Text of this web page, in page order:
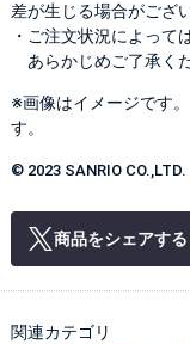
差が生じる場合がござ
・ご注文状況によって
あらかじめご了承くだ
※画像はイメージです
す。
© 2023 SANRIO
商品をシェアする
関連カテゴリ